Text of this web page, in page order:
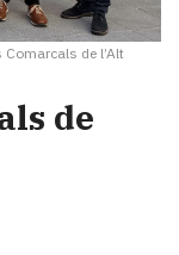
de l’Alt
de